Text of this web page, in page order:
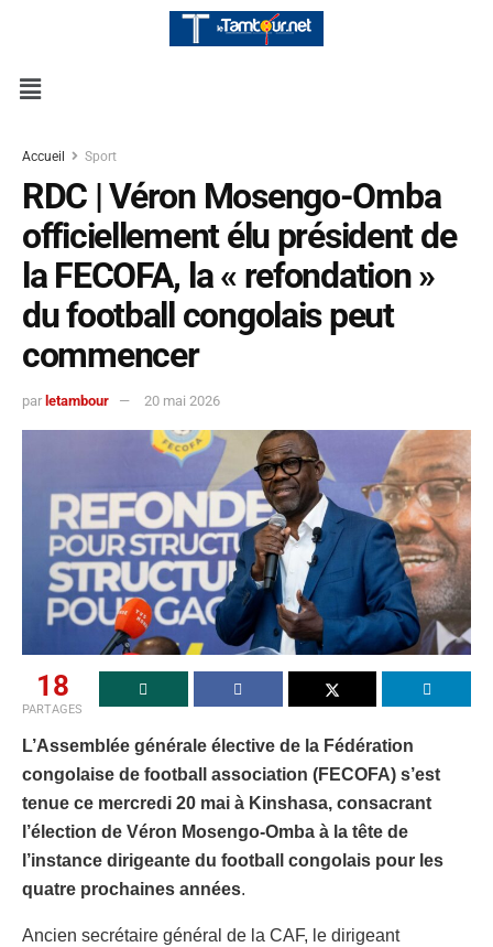
Accueil Sport
RDC | Véron Mosengo-Omba
officiellement élu président de
la FECOFA, la « refondation »
du football congolais peut
commencer
par letambour 20 mai 2026
18
PARTAGES
L’Assemblée générale élective de la Fédération
congolaise de football association (FECOFA) s’est
tenue ce mercredi 20 mai à Kinshasa, consacrant
l’élection de Véron Mosengo-Omba à la tête de
l’instance dirigeante du football congolais pour les
quatre prochaines années.
Ancien secrétaire général de la CAF, le dirigeant